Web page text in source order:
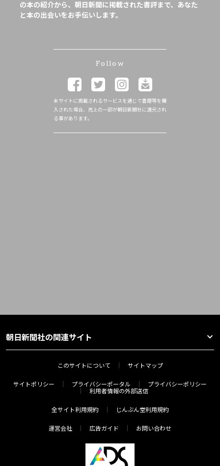
の本の紹介から、朝日新聞に掲載された書評まで、あなた
と本の出会いをお手伝いします。
Follow
本サイトに掲載されるサービスを通じて書籍等を購
入された場合、売上の一部が朝日新聞社に還元され
る事があります。
朝日新聞社の関連サイト
このサイトについて サイトマップ
サイトポリシー プライバシーポータル
プライバシーポリシー
利用者情報の外部送信
全サイト利用規約 じんぶん堂利用規約
運営会社 広告ガイド お問い合わせ